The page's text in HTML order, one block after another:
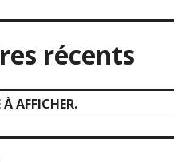
récents
AFFICHER.